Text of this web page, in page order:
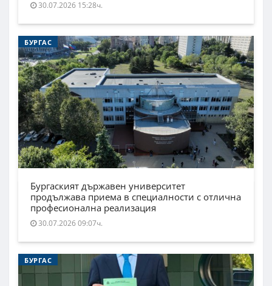
30.07.2026 15:28ч.
БУРГАС
Бургаският държавен университет
продължава приема в специалности с отлична
професионална реализация
30.07.2026 09:07ч.
БУРГАС